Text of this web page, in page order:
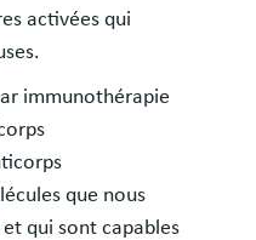
activées qui
immunothérapie
que nous
qui sont capables